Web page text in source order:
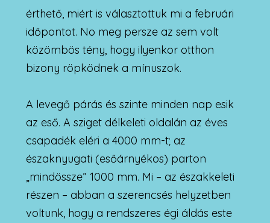
érthető, miért is választottuk mi a februári
időpontot. No meg persze az sem volt
közömbös tény, hogy ilyenkor otthon
bizony röpködnek a mínuszok.
A levegő párás és szinte minden nap esik
az eső. A sziget délkeleti oldalán az éves
csapadék eléri a 4000 mm-t; az
északnyugati (esőárnyékos) parton
„mindössze” 1000 mm. Mi – az északkeleti
részen – abban a szerencsés helyzetben
voltunk, hogy a rendszeres égi áldás este